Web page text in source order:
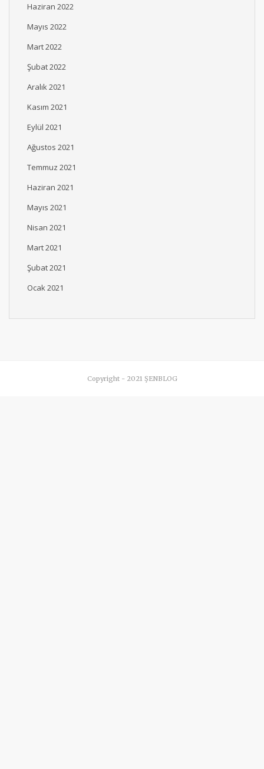
Haziran 2022
Mayıs 2022
Mart 2022
Şubat 2022
Aralık 2021
Kasım 2021
Eylül 2021
Ağustos 2021
Temmuz 2021
Haziran 2021
Mayıs 2021
Nisan 2021
Mart 2021
Şubat 2021
Ocak 2021
Copyright - 2021 ŞENBLOG